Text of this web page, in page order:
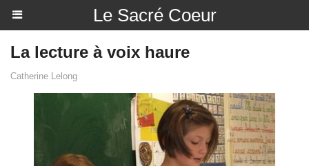
Le Sacré Coeur
La lecture à voix haure
Catherine Lelong